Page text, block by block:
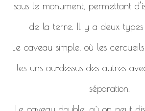
sous le monument, permettant
de la terre. Il y a deux types
Le caveau simple, où les
les uns au-dessus des autres
séparation.